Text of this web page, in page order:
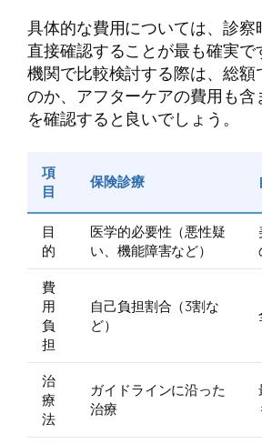
具体的な費用については、診察
直接確認することが最も確実で
機関で比較検討する際は、総額
のか、アフターケアの費用も含
を確認すると良いでしょう。
項
目
保険診療
目
的
医学的必要性（悪性疑
い、機能障害など）
費
用
負
担
自己負担割合（3割な
ど）
治
療
法
ガイドラインに沿った
治療